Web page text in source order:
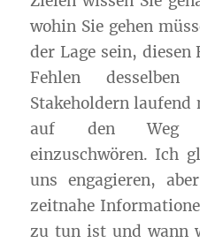
wohin Sie gehen
der Lage sein,
Fehlen
Stakeholdern
auf den Weg
einzuschwören. Ich
uns engagieren,
zeitnahe
zu tun ist und wann